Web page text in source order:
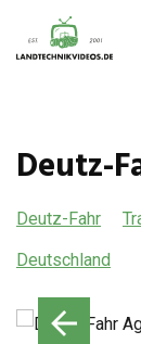
Deutz-
Deutz-Fahr
Deutschland